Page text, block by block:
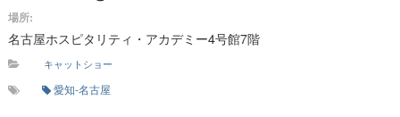
n
場所:
名古屋ホスピタリティ・アカデミー4号館7階
キャットショー
愛知-名古屋